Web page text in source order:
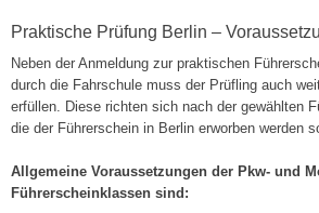
Praktische Prüfung Berlin –
Neben der Anmeldung zur praktischen
durch die Fahrschule muss der Prüfling auch
erfüllen. Diese richten sich nach der gewählten
die der Führerschein in Berlin erworben werden
Allgemeine Voraussetzungen der Pkw- und
Führerscheinklassen sind: